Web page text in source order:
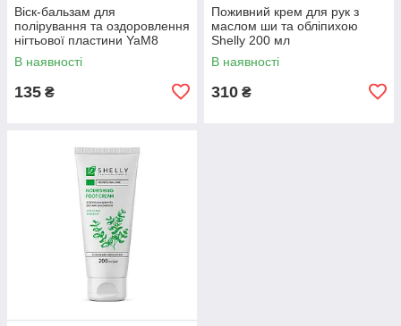
Віск-бальзам для
полірування та оздоровлення
нігтьової пластини YaM8
Buffing, 5 мл
В наявності
135 ₴
Поживний крем для рук з
маслом ши та обліпихою
Shelly 200 мл
В наявності
310 ₴